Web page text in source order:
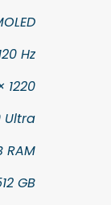
Hz
1220
Ultra
RAM
GB